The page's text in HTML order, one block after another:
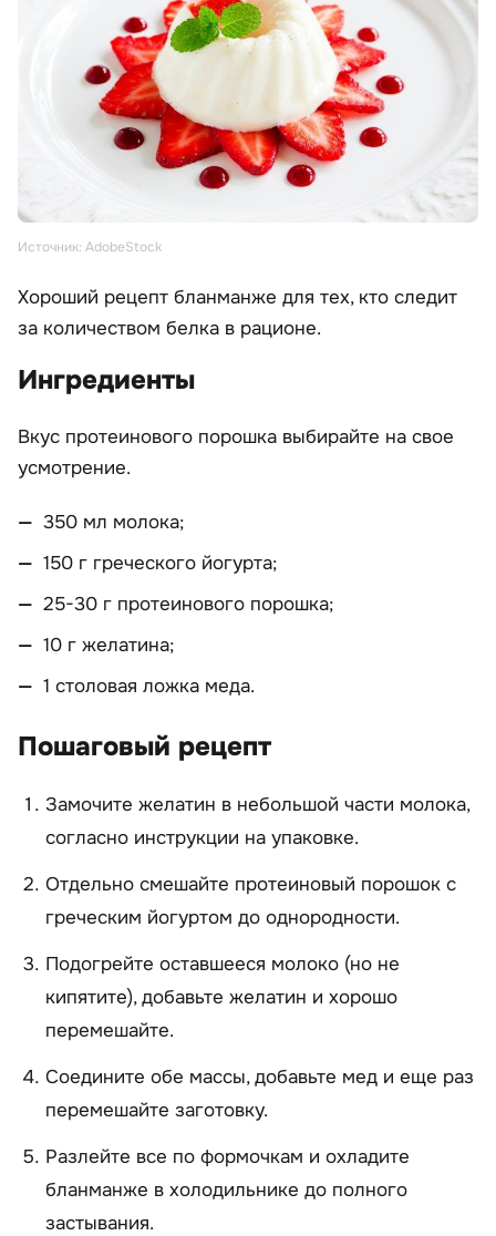
Источник: AdobeStock
Хороший рецепт бланманже для тех, кто следит
за количеством белка в рационе.
Ингредиенты
Вкус протеинового порошка выбирайте на свое
усмотрение.
350 мл молока;
150 г греческого йогурта;
25-30 г протеинового порошка;
10 г желатина;
1 столовая ложка меда.
Пошаговый рецепт
Замочите желатин в небольшой части молока,
согласно инструкции на упаковке.
Отдельно смешайте протеиновый порошок с
греческим йогуртом до однородности.
Подогрейте оставшееся молоко (но не
кипятите), добавьте желатин и хорошо
перемешайте.
Соедините обе массы, добавьте мед и еще раз
перемешайте заготовку.
Разлейте все по формочкам и охладите
бланманже в холодильнике до полного
застывания.